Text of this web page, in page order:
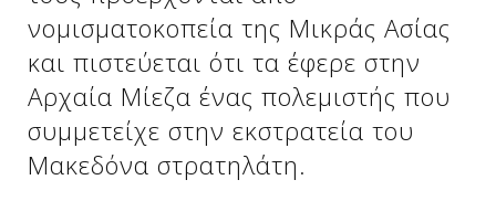
νομισματοκοπεία της Μικράς Ασίας
και πιστεύεται ότι τα έφερε στην
Αρχαία Μίεζα ένας πολεμιστής που
συμμετείχε στην εκστρατεία του
Μακεδόνα στρατηλάτη.